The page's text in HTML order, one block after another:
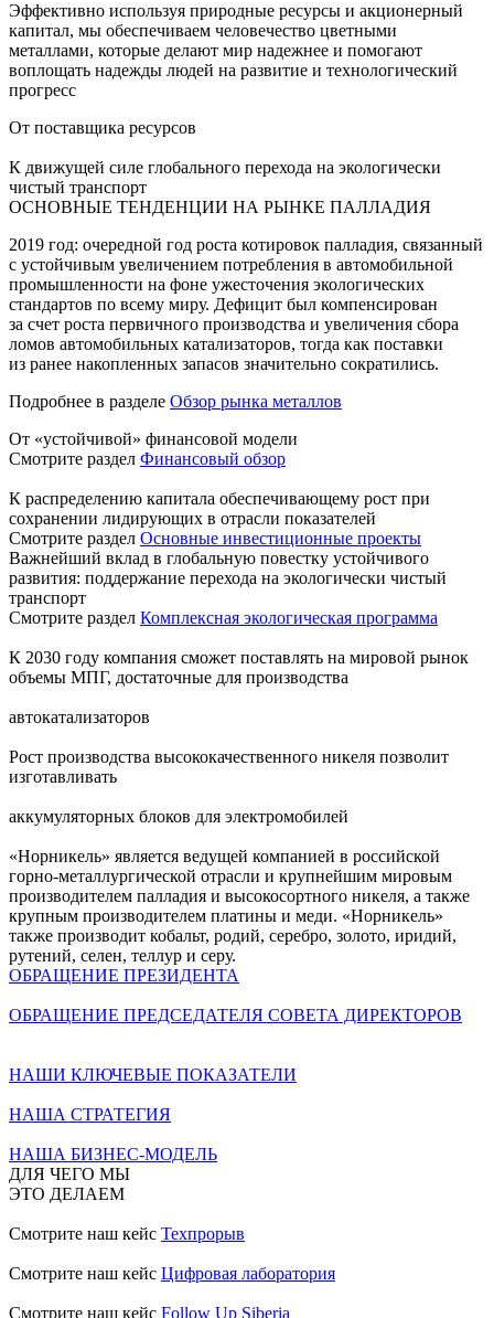
Эффективно используя природные ресурсы и акционерный
капитал, мы обеспечиваем человечество цветными
металлами, которые делают мир надежнее и помогают
воплощать надежды людей на развитие и технологический
прогресс
От поставщика ресурсов
К движущей силе глобального перехода на экологически
чистый транспорт
ОСНОВНЫЕ ТЕНДЕНЦИИ НА РЫНКЕ ПАЛЛАДИЯ
2019 год: очередной год роста котировок палладия, связанный
с устойчивым увеличением потребления в автомобильной
промышленности на фоне ужесточения экологических
стандартов по всему миру. Дефицит был компенсирован
за счет роста первичного производства и увеличения сбора
ломов автомобильных катализаторов, тогда как поставки
из ранее накопленных запасов значительно сократились.
Подробнее в разделе Обзор рынка металлов
От «устойчивой» финансовой модели
Смотрите раздел Финансовый обзор
К распределению капитала обеспечивающему рост при
сохранении лидирующих в отрасли показателей
Смотрите раздел Основные инвестиционные проекты
Важнейший вклад в глобальную повестку устойчивого
развития: поддержание перехода на экологически чистый
транспорт
Смотрите раздел Комплексная экологическая программа
К 2030 году компания сможет поставлять на мировой рынок
объемы МПГ, достаточные для производства
автокатализаторов
Рост производства высококачественного никеля позволит
изготавливать
аккумуляторных блоков для электромобилей
«Норникель» является ведущей компанией в российской
горно-металлургической отрасли и крупнейшим мировым
производителем палладия и высокосортного никеля, а также
крупным производителем платины и меди. «Норникель»
также производит кобальт, родий, серебро, золото, иридий,
рутений, селен, теллур и серу.
ОБРАЩЕНИЕ ПРЕЗИДЕНТА
ОБРАЩЕНИЕ ПРЕДСЕДАТЕЛЯ СОВЕТА ДИРЕКТОРОВ
НАШИ КЛЮЧЕВЫЕ ПОКАЗАТЕЛИ
НАША СТРАТЕГИЯ
НАША БИЗНЕС-МОДЕЛЬ
ДЛЯ ЧЕГО МЫ
ЭТО ДЕЛАЕМ
Смотрите наш кейс Техпрорыв
Смотрите наш кейс Цифровая лаборатория
Смотрите наш кейс Follow Up Siberia